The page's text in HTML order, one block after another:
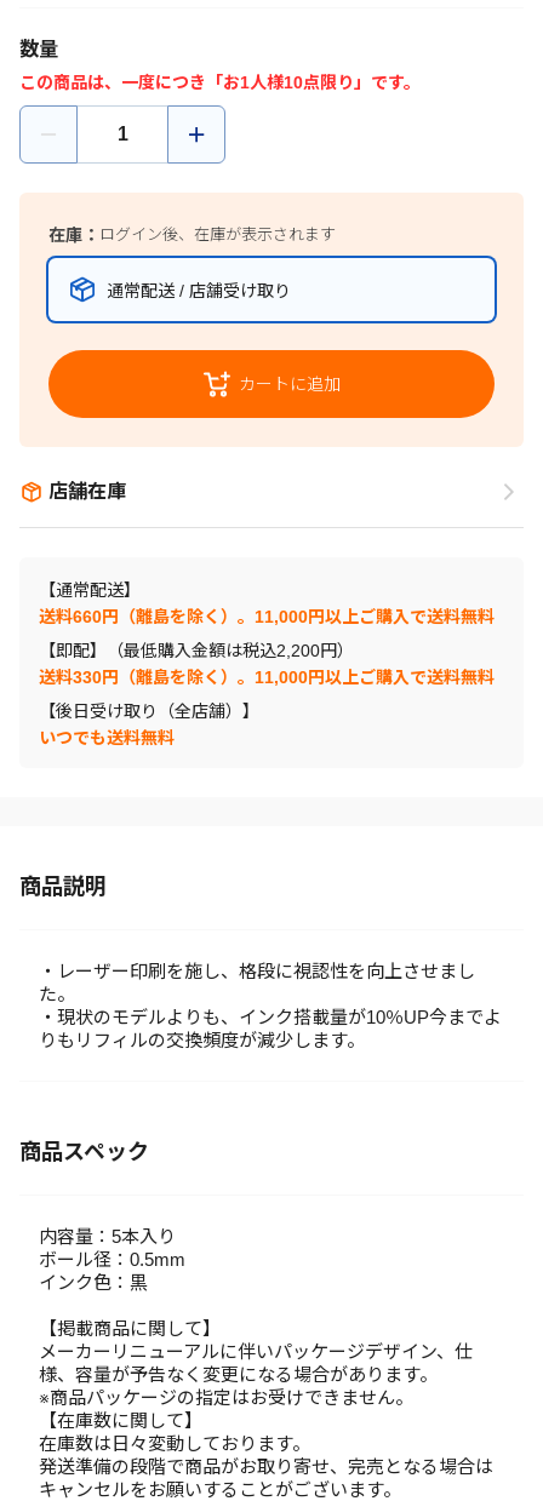
数量
この商品は、一度につき「お1人様10点限り」です。
在庫： ログイン後、在庫が表示されます
通常配送 / 店舗受け取り
カートに追加
店舗在庫
【通常配送】
送料660円（離島を除く）。11,000円以上ご購入で送料無料
【即配】（最低購入金額は税込2,200円）
送料330円（離島を除く）。11,000円以上ご購入で送料無料
【後日受け取り（全店舗）】
いつでも送料無料
商品説明
・レーザー印刷を施し、格段に視認性を向上させまし
た。
・現状のモデルよりも、インク搭載量が10％UP今までよ
りもリフィルの交換頻度が減少します。
商品スペック
内容量：5本入り
ボール径：0.5mm
インク色：黒
【掲載商品に関して】
メーカーリニューアルに伴いパッケージデザイン、仕
様、容量が予告なく変更になる場合があります。
※商品パッケージの指定はお受けできません。
【在庫数に関して】
在庫数は日々変動しております。
発送準備の段階で商品がお取り寄せ、完売となる場合は
キャンセルをお願いすることがございます。